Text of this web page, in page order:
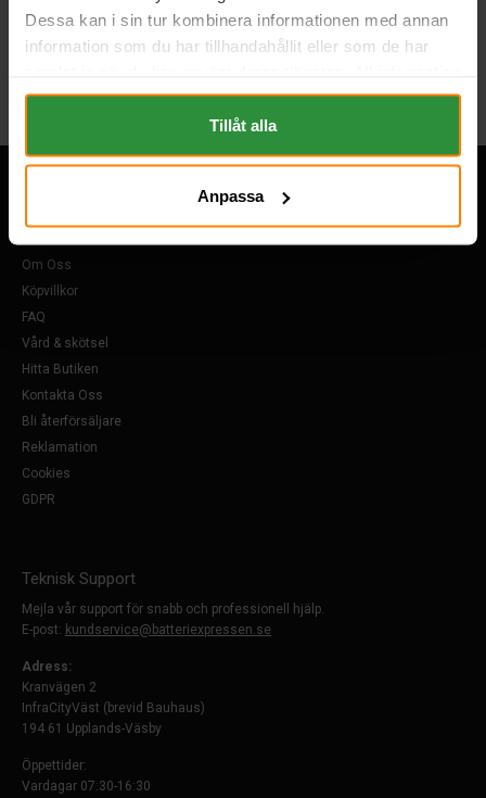
Dessa kan i sin tur kombinera informationen med annan
information som du har tillhandahållit eller som de har
om "Cookies" och ditt val finner du på vår Cookie sida
längst ner i "footern" på sidan.
Tillåt alla
Anpassa
Övrigt
Om Oss
Köpvillkor
FAQ
Vård & skötsel
Hitta Butiken
Kontakta Oss
Bli återförsäljare
Reklamation
Cookies
GDPR
Teknisk Support
Mejla vår support för snabb och professionell hjälp.
E-post: kundservice@batteriexpressen.se
Adress:
Kranvägen 2
InfraCityVäst (brevid Bauhaus)
194 61 Upplands-Väsby
Öppettider:
Vardagar 07:30-16:30